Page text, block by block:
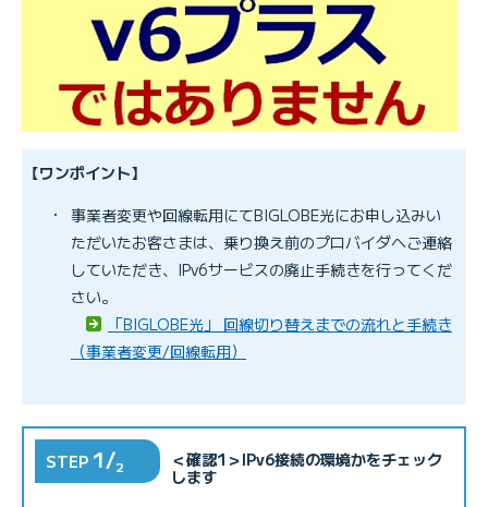
【ワンポイント】
・
事業者変更や回線転用にてBIGLOBE光にお申し込みい
ただいたお客さまは、乗り換え前のプロバイダへご連絡
していただき、IPv6サービスの廃止手続きを行ってくだ
さい。
「BIGLOBE光」 回線切り替えまでの流れと手続き
（事業者変更/回線転用）
STEP 1/2
＜確認1＞IPv6接続の環境かをチェック
します